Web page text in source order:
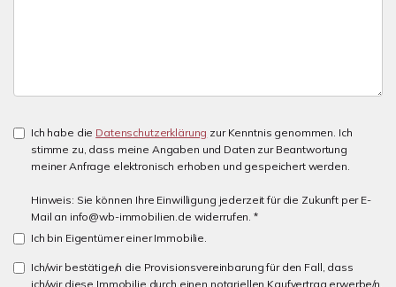
Ich habe die Datenschutzerklärung zur Kenntnis genommen. Ich
stimme zu, dass meine Angaben und Daten zur Beantwortung
meiner Anfrage elektronisch erhoben und gespeichert werden.
Hinweis: Sie können Ihre Einwilligung jederzeit für die Zukunft per E-
Mail an info@wb-immobilien.de widerrufen. *
Ich bin Eigentümer einer Immobilie.
Ich/wir bestätige/n die Provisionsvereinbarung für den Fall, dass
ich/wir diese Immobilie durch einen notariellen Kaufvertrag erwerbe/n,